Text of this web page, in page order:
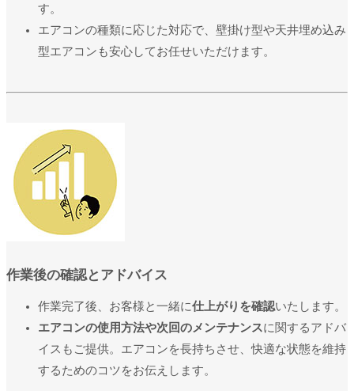
す。
エアコンの種類に応じた対応で、壁掛け型や天井埋め込み
型エアコンも安心してお任せいただけます。
作業後の確認とアドバイス
作業完了後、お客様と一緒に仕上がりを確認いたします。
エアコンの使用方法や次回のメンテナンスに関するアドバ
イスもご提供。エアコンを長持ちさせ、快適な状態を維持
するためのコツをお伝えします。